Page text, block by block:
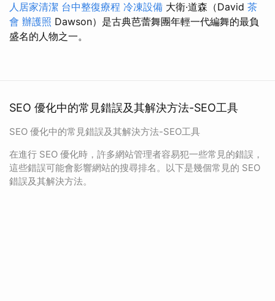
人居家清潔 台中整復療程 冷凍設備 大衛·道森（David 茶
會 辦護照 Dawson）是古典芭蕾舞團年輕一代編舞的最負
盛名的人物之一。
SEO 優化中的常見錯誤及其解決方法-SEO工具
SEO 優化中的常見錯誤及其解決方法-SEO工具
在進行 SEO 優化時，許多網站管理者容易犯一些常見的錯誤，
這些錯誤可能會影響網站的搜尋排名。以下是幾個常見的 SEO
錯誤及其解決方法。